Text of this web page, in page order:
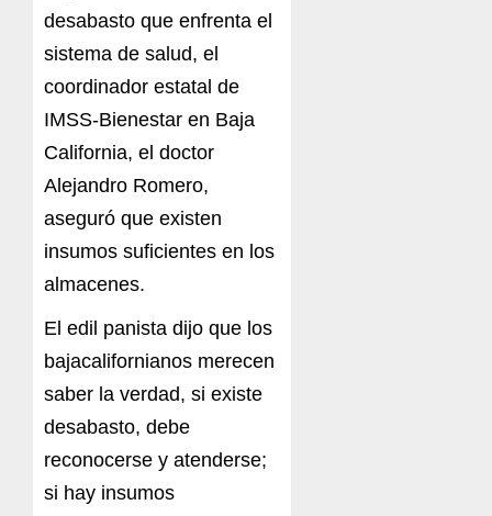
desabasto que enfrenta el
sistema de salud, el
coordinador estatal de
IMSS-Bienestar en Baja
California, el doctor
Alejandro Romero,
aseguró que existen
insumos suficientes en los
almacenes.
El edil panista dijo que los
bajacalifornianos merecen
saber la verdad, si existe
desabasto, debe
reconocerse y atenderse;
si hay insumos